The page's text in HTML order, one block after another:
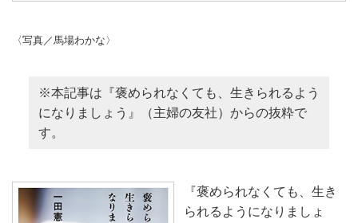
〈写真／馬場わかな〉
※本記事は『褒められなくても、生きられるよう
になりましょう』（主婦の友社）からの抜粋で
す。
『褒められなくても、生き
られるようになりましょ